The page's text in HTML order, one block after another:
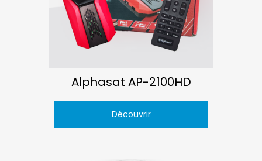
Alphasat AP-2100HD
Découvrir